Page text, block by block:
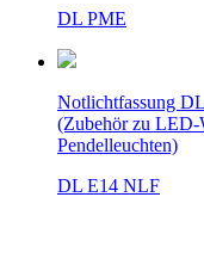
DL PME
Notlichtfassung
(Zubehör zu LED-
Pendelleuchten)
DL E14 NLF